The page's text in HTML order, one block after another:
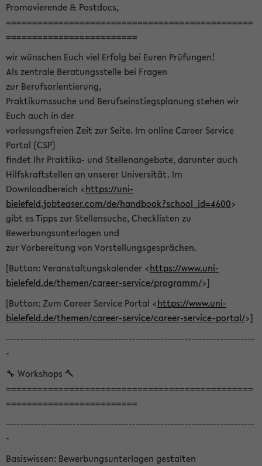
Promovierende & Postdocs,
===============================================
=========================
wir wünschen Euch viel Erfolg bei Euren Prüfungen!
Als zentrale Beratungsstelle bei Fragen
zur Berufsorientierung,
Praktikumssuche und Berufseinstiegsplanung stehen wir
Euch auch in der
vorlesungsfreien Zeit zur Seite. Im online Career Service
Portal (CSP)
findet Ihr Praktika- und Stellenangebote, darunter auch
Hilfskraftstellen an unserer Universität. Im
Downloadbereich <https://uni-
bielefeld.jobteaser.com/de/handbook?school_id=4600>
gibt es Tipps zur Stellensuche, Checklisten zu
Bewerbungsunterlagen und
zur Vorbereitung von Vorstellungsgesprächen.
[Button: Veranstaltungskalender <https://www.uni-
bielefeld.de/themen/career-service/programm/>]
[Button: Zum Career Service Portal <https://www.uni-
bielefeld.de/themen/career-service/career-service-portal/>]
-----------------------------------------------------------------------
-
🔧 Workshops 🔨
===============================================
=========================
-----------------------------------------------------------------------
-
Basiswissen: Bewerbungsunterlagen gestalten